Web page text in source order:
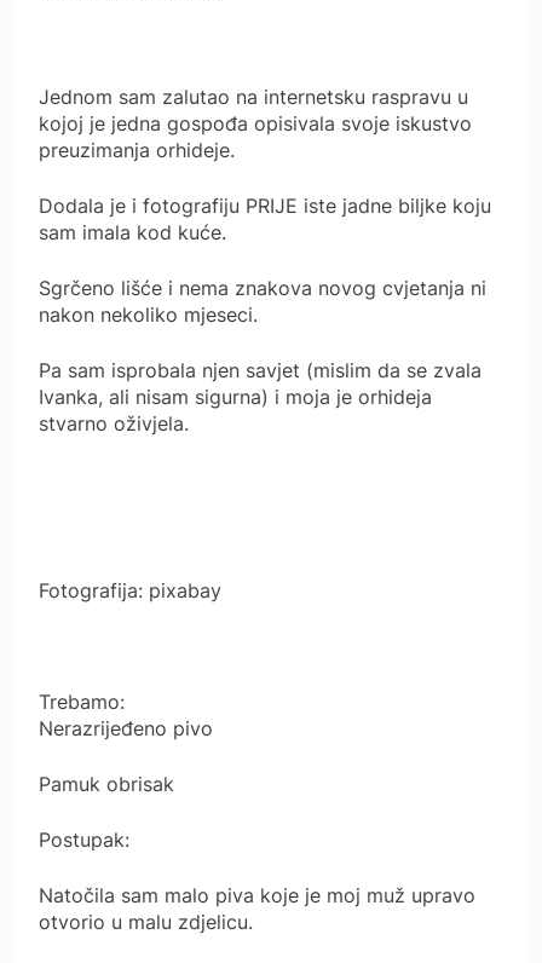
Jednom sam zalutao na internetsku raspravu u
kojoj je jedna gospođa opisivala svoje iskustvo
preuzimanja orhideje.
Dodala je i fotografiju PRIJE iste jadne biljke koju
sam imala kod kuće.
Sgrčeno lišće i nema znakova novog cvjetanja ni
nakon nekoliko mjeseci.
Pa sam isprobala njen savjet (mislim da se zvala
Ivanka, ali nisam sigurna) i moja je orhideja
stvarno oživjela.
Fotografija: pixabay
Trebamo:
Nerazrijeđeno pivo
Pamuk obrisak
Postupak:
Natočila sam malo piva koje je moj muž upravo
otvorio u malu zdjelicu.